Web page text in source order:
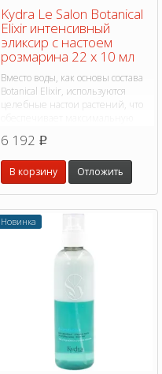
Kydra Le Salon Botanical
Elixir интенсивный
эликсир с настоем
розмарина 22 х 10 мл
Вместо воды, как основы состава
Botanical Elixir, используются
целебные настои растений, что
компонентов и значительно
повышает эффективность
продукта.
6 192 p
В корзину Отложить
Новинка